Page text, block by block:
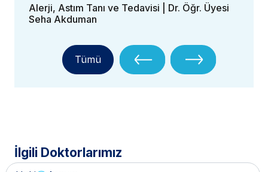
Alerji, Astım Tanı ve Tedavisi | Dr. Öğr. Üyesi
Seha Akduman
Tümü
İlgili Doktorlarımız